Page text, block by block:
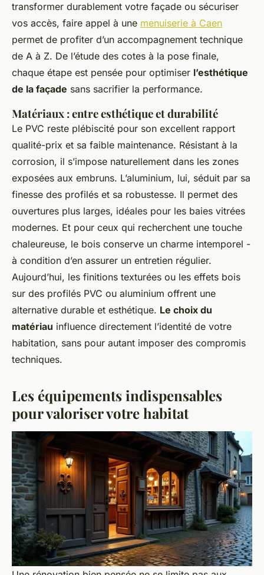
transformer durablement votre façade ou sécuriser
vos accès, faire appel à une menuiserie à Caen
permet de profiter d’un accompagnement technique
de A à Z. De l’étude des cotes à la pose finale,
chaque étape est pensée pour optimiser l’esthétique
de la façade sans sacrifier la performance.
Matériaux : entre esthétique et durabilité
Le PVC reste plébiscité pour son excellent rapport
qualité-prix et sa faible maintenance. Résistant à la
corrosion, il s’impose naturellement dans les zones
exposées aux embruns. L’aluminium, lui, séduit par sa
finesse des profilés et sa robustesse. Il permet des
ouvertures plus larges, idéales pour les baies vitrées
modernes. Et pour ceux qui recherchent une touche
chaleureuse, le bois conserve un charme intemporel -
à condition d’en assurer un entretien régulier.
Aujourd’hui, les finitions texturées ou les effets bois
sur des profilés PVC ou aluminium offrent une
alternative durable et esthétique. Le choix du
matériau influence directement l’identité de votre
habitation, sans pour autant imposer des compromis
techniques.
Les équipements indispensables
pour valoriser votre habitat